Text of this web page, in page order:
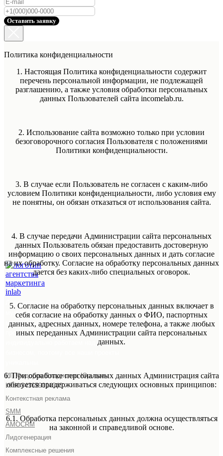
Лаборатория Прибыли -
мультиагентство, которое помогает
малому и среднему бизнесу увеличить
продажи и привлекать клиентов. Мы
индивидуально работаем над каждым
ИП Федоров Владислав Юрьевич
ИНН 343659014340
Контекстная реклама
SMM
AMOCRM
Лидогенерация
Комплексные решения
Оставить заявку
Политика конфиденциальности
1. Настоящая Политика конфиденциальности содержит
перечень персональной информации, не подлежащей
разглашению, а также условия обработки персональных
данных Пользователей сайта incomelab.ru.
2. Использование сайта возможно только при условии
безоговорочного согласия Пользователя с положениями
Политики конфиденциальности.
3. В случае если Пользователь не согласен с каким-либо
условием Политики конфиденциальности, либо условия ему
не понятны, он обязан отказаться от использования сайта.
4. В случае передачи Администрации сайта персональных
данных Пользователь обязан предоставить достоверную
информацию о своих персональных данных и дать согласие
на их обработку. Согласие на обработку персональных данных
дается без каких-либо специальных оговорок.
5. Согласие на обработку персональных данных включает в
себя согласие на обработку данных о ФИО, паспортных
данных, адресных данных, номере телефона, а также любых
иных переданных Администрации сайта персональных
данных.
6. При обработке персональных данных Администрация сайта
обязуется придерживаться следующих основных принципов:
6.1. Обработка персональных данных должна осуществляться
на законной и справедливой основе.